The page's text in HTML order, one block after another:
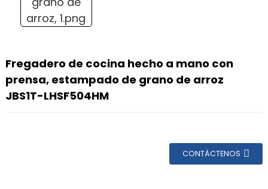
Fregadero de cocina hecho a mano con
prensa, estampado de grano de arroz
JBS1T-LHSF504HM
CONTÁCTENOS